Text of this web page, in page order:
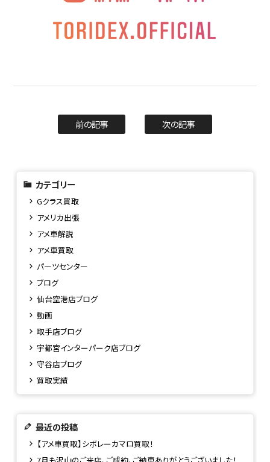
前の記事 次の記事
カテゴリー
Gクラス買取
アメリカ出張
アメ車解説
アメ車買取
パーツセンター
ブログ
仙台空港店ブログ
動画
取手店ブログ
宇都宮インターパーク店ブログ
守谷店ブログ
買取実績
最近の投稿
【アメ車買取】シボレーカマロ買取！